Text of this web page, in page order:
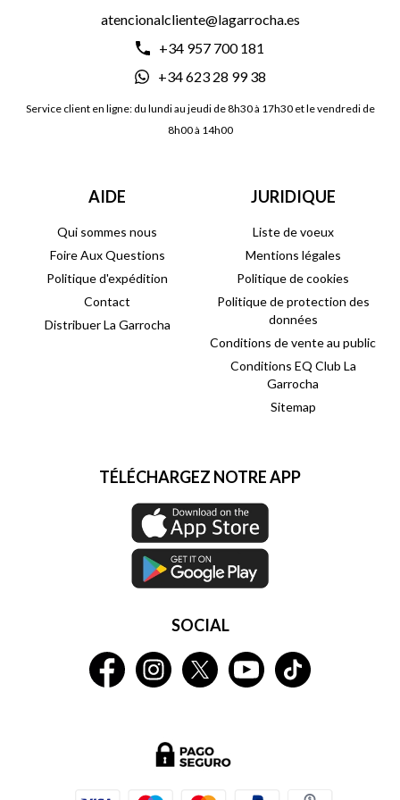
atencionalcliente@lagarrocha.es
+34 957 700 181
+34 623 28 99 38
Service client en ligne: du lundi au jeudi de 8h30 à 17h30 et le vendredi de
8h00 à 14h00
AIDE
Qui sommes nous
Foire Aux Questions
Politique d'expédition
Contact
Distribuer La Garrocha
JURIDIQUE
Liste de voeux
Mentions légales
Politique de cookies
Politique de protection des
données
Conditions de vente au public
Conditions EQ Club La
Garrocha
Sitemap
TÉLÉCHARGEZ NOTRE APP
SOCIAL